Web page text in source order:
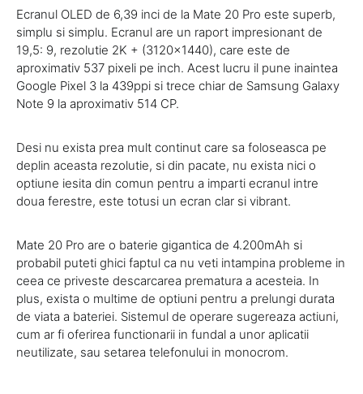
Ecranul OLED de 6,39 inci de la Mate 20 Pro este superb,
simplu si simplu. Ecranul are un raport impresionant de
19,5: 9, rezolutie 2K + (3120×1440), care este de
aproximativ 537 pixeli pe inch. Acest lucru il pune inaintea
Google Pixel 3 la 439ppi si trece chiar de Samsung Galaxy
Note 9 la aproximativ 514 CP.
Desi nu exista prea mult continut care sa foloseasca pe
deplin aceasta rezolutie, si din pacate, nu exista nici o
optiune iesita din comun pentru a imparti ecranul intre
doua ferestre, este totusi un ecran clar si vibrant.
Mate 20 Pro are o baterie gigantica de 4.200mAh si
probabil puteti ghici faptul ca nu veti intampina probleme in
ceea ce priveste descarcarea prematura a acesteia. In
plus, exista o multime de optiuni pentru a prelungi durata
de viata a bateriei. Sistemul de operare sugereaza actiuni,
cum ar fi oferirea functionarii in fundal a unor aplicatii
neutilizate, sau setarea telefonului in monocrom.